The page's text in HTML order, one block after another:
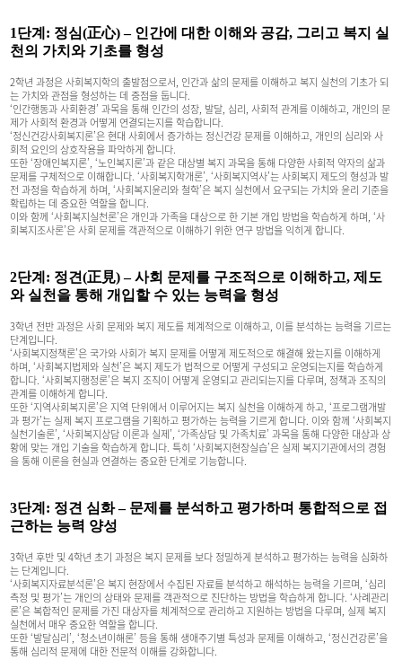
1단계: 정심(正心) – 인간에 대한 이해와 공감, 그리고 복지 실
천의 가치와 기초를 형성
2학년 과정은 사회복지학의 출발점으로서, 인간과 삶의 문제를 이해하고 복지 실천의 기초가 되
는 가치와 관점을 형성하는 데 중점을 둡니다.
‘인간행동과 사회환경’ 과목을 통해 인간의 성장, 발달, 심리, 사회적 관계를 이해하고, 개인의 문
제가 사회적 환경과 어떻게 연결되는지를 학습합니다.
‘정신건강사회복지론’은 현대 사회에서 증가하는 정신건강 문제를 이해하고, 개인의 심리와 사
회적 요인의 상호작용을 파악하게 합니다.
또한 ‘장애인복지론’, ‘노인복지론’과 같은 대상별 복지 과목을 통해 다양한 사회적 약자의 삶과
문제를 구체적으로 이해합니다. ‘사회복지학개론’, ‘사회복지역사’는 사회복지 제도의 형성과 발
전 과정을 학습하게 하며, ‘사회복지윤리와 철학’은 복지 실천에서 요구되는 가치와 윤리 기준을
확립하는 데 중요한 역할을 합니다.
이와 함께 ‘사회복지실천론’은 개인과 가족을 대상으로 한 기본 개입 방법을 학습하게 하며, ‘사
회복지조사론’은 사회 문제를 객관적으로 이해하기 위한 연구 방법을 익히게 합니다.
2단계: 정견(正見) – 사회 문제를 구조적으로 이해하고, 제도
와 실천을 통해 개입할 수 있는 능력을 형성
3학년 전반 과정은 사회 문제와 복지 제도를 체계적으로 이해하고, 이를 분석하는 능력을 기르는
단계입니다.
‘사회복지정책론’은 국가와 사회가 복지 문제를 어떻게 제도적으로 해결해 왔는지를 이해하게
하며, ‘사회복지법제와 실천’은 복지 제도가 법적으로 어떻게 구성되고 운영되는지를 학습하게
합니다. ‘사회복지행정론’은 복지 조직이 어떻게 운영되고 관리되는지를 다루며, 정책과 조직의
관계를 이해하게 합니다.
또한 ‘지역사회복지론’은 지역 단위에서 이루어지는 복지 실천을 이해하게 하고, ‘프로그램개발
과 평가’는 실제 복지 프로그램을 기획하고 평가하는 능력을 기르게 합니다. 이와 함께 ‘사회복지
실천기술론’, ‘사회복지상담 이론과 실제’, ‘가족상담 및 가족치료’ 과목을 통해 다양한 대상과 상
황에 맞는 개입 기술을 학습하게 합니다. 특히 ‘사회복지현장실습’은 실제 복지기관에서의 경험
을 통해 이론을 현실과 연결하는 중요한 단계로 기능합니다.
3단계: 정견 심화 – 문제를 분석하고 평가하며 통합적으로 접
근하는 능력 양성
3학년 후반 및 4학년 초기 과정은 복지 문제를 보다 정밀하게 분석하고 평가하는 능력을 심화하
는 단계입니다.
‘사회복지자료분석론’은 복지 현장에서 수집된 자료를 분석하고 해석하는 능력을 기르며, ‘심리
측정 및 평가’는 개인의 상태와 문제를 객관적으로 진단하는 방법을 학습하게 합니다. ‘사례관리
론’은 복합적인 문제를 가진 대상자를 체계적으로 관리하고 지원하는 방법을 다루며, 실제 복지
실천에서 매우 중요한 역할을 합니다.
또한 ‘발달심리’, ‘청소년이해론’ 등을 통해 생애주기별 특성과 문제를 이해하고, ‘정신건강론’을
통해 심리적 문제에 대한 전문적 이해를 강화합니다.